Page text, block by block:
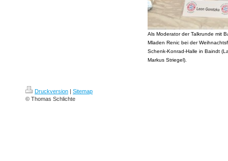
Als Moderator der Talkrunde mit
Mladen Renic bei der
Schenk-Konrad-Halle in Baindt
Markus Striegel).
Druckversion | Sitemap
© Thomas Schlichte